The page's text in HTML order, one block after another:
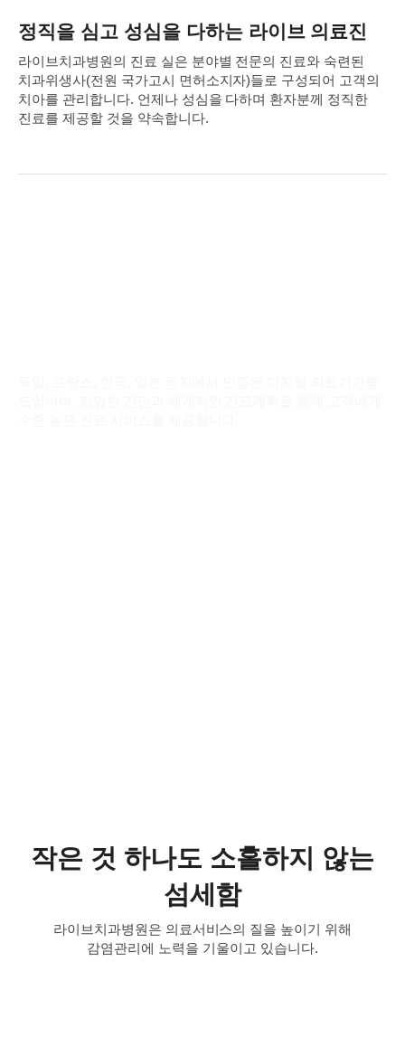
정직을 심고 성심을 다하는 라이브 의료진
라이브치과병원의 진료 실은 분야별 전문의 진료와 숙련된
치과위생사(전원 국가고시 면허소지자)들로 구성되어 고객의
치아를 관리합니다. 언제나 성심을 다하며 환자분께 정직한
진료를 제공할 것을 약속합니다.
작은 것 하나도 소홀하지 않는
섬세함
라이브치과병원은 의료서비스의 질을 높이기 위해
감염관리에 노력을 기울이고 있습니다.